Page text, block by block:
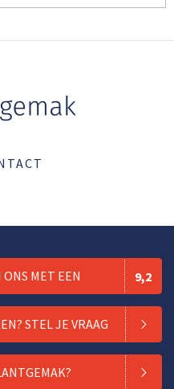
MET EEN 9,2
STEL JE VRAAG